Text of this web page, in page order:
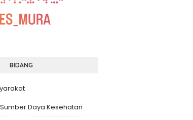
BIDANG
Daya Kesehatan